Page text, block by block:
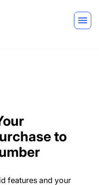
to
features and your